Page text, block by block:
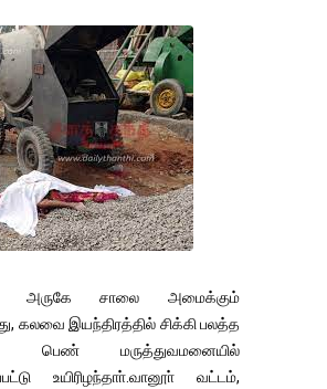
அருகே சாலை அமைக்கும்
கலவை இயந்திரத்தில் சிக்கி பலத்த
பெண் மருத்துவமனையில்
உயிரிழந்தாா்.வானூா் வட்டம்,